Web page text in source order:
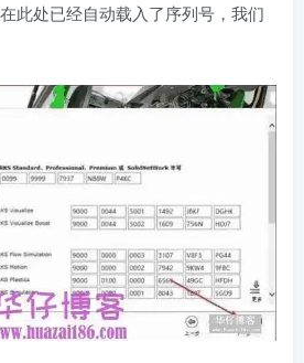
此处已经自动载入了序列号，我们